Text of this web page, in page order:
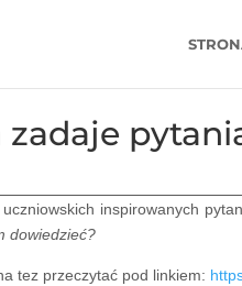
zadaje
inspirowanych
dowiedzieć?
tez przeczytać pod linkiem: